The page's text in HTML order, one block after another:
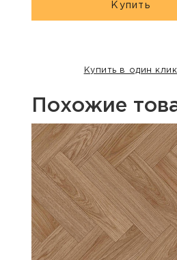
Купить
Купить в один клик
Похожие